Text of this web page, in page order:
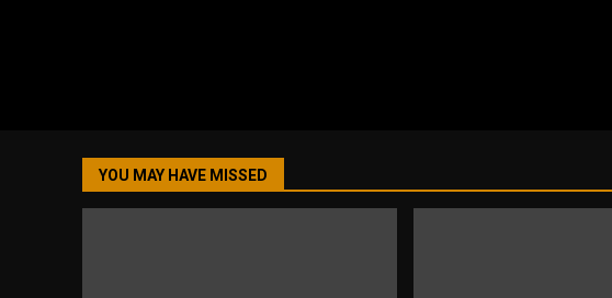
YOU MAY HAVE MISSED